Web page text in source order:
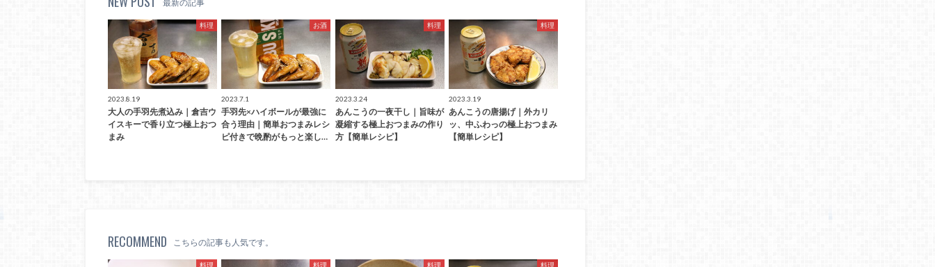
最新の記事
料理
2023.8.19
大人の手羽先煮込み｜倉吉ウ
イスキーで香り立つ極上おつ
まみ
お酒
2023.7.1
手羽先×ハイボールが最強に
合う理由｜簡単おつまみレシ
ピ付きで晩酌がもっと楽し…
料理
2023.3.24
あんこうの一夜干し｜旨味が
凝縮する極上おつまみの作り
方【簡単レシピ】
料理
2023.3.19
あんこうの唐揚げ｜外カリ
ッ、中ふわっの極上おつまみ
【簡単レシピ】
RECOMMEND こちらの記事も人気です。
料理 料理 料理 料理